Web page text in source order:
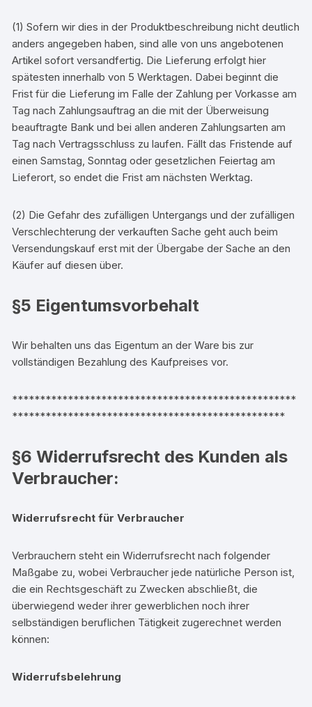
(1) Sofern wir dies in der Produktbeschreibung nicht deutlich
anders angegeben haben, sind alle von uns angebotenen
Artikel sofort versandfertig. Die Lieferung erfolgt hier
spätesten innerhalb von 5 Werktagen. Dabei beginnt die
Frist für die Lieferung im Falle der Zahlung per Vorkasse am
Tag nach Zahlungsauftrag an die mit der Überweisung
beauftragte Bank und bei allen anderen Zahlungsarten am
Tag nach Vertragsschluss zu laufen. Fällt das Fristende auf
einen Samstag, Sonntag oder gesetzlichen Feiertag am
Lieferort, so endet die Frist am nächsten Werktag.
(2) Die Gefahr des zufälligen Untergangs und der zufälligen
Verschlechterung der verkauften Sache geht auch beim
Versendungskauf erst mit der Übergabe der Sache an den
Käufer auf diesen über.
§5 Eigentumsvorbehalt
Wir behalten uns das Eigentum an der Ware bis zur
vollständigen Bezahlung des Kaufpreises vor.
***************************************************
*************************************************
§6 Widerrufsrecht des Kunden als
Verbraucher:
Widerrufsrecht für Verbraucher
Verbrauchern steht ein Widerrufsrecht nach folgender
Maßgabe zu, wobei Verbraucher jede natürliche Person ist,
die ein Rechtsgeschäft zu Zwecken abschließt, die
überwiegend weder ihrer gewerblichen noch ihrer
selbständigen beruflichen Tätigkeit zugerechnet werden
können:
Widerrufsbelehrung